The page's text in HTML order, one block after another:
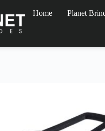
Home Planet